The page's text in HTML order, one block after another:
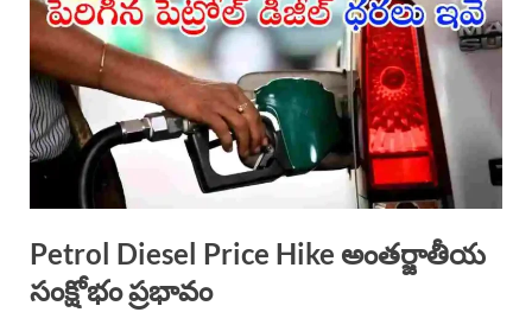
Petrol Diesel Price Hike అంతర్జాతీయ
సంక్షోభం ప్రభావం